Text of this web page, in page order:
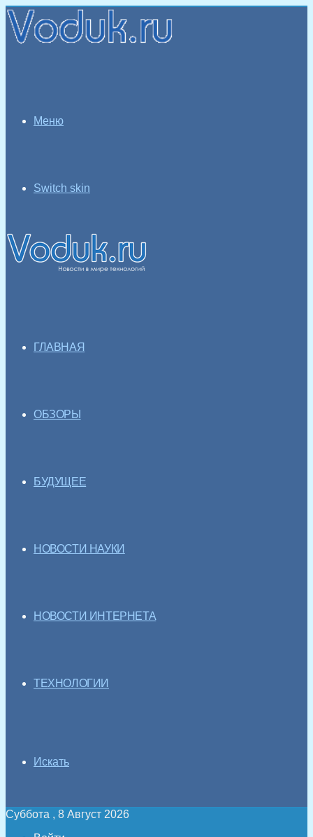
Меню
Switch skin
ГЛАВНАЯ
ОБЗОРЫ
БУДУЩЕЕ
НОВОСТИ НАУКИ
НОВОСТИ ИНТЕРНЕТА
ТЕХНОЛОГИИ
Искать
Суббота , 8 Август 2026